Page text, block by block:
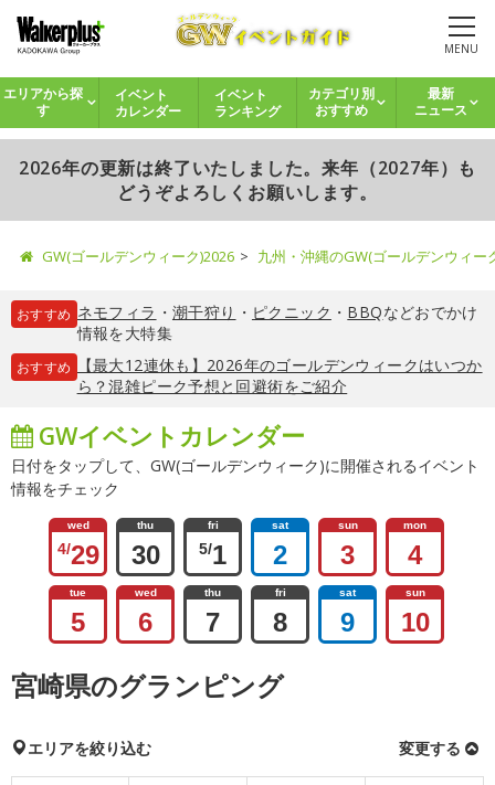
MENU
エリアから探
す
イベント
カレンダー
イベント
ランキング
カテゴリ別
おすすめ
最新
ニュース
2026年の更新は終了いたしました。来年（2027年）も
どうぞよろしくお願いします。
GW(ゴールデンウィーク)2026 九州・沖縄のGW(ゴールデンウィ
おすすめ ネモフィラ ・ 潮干狩り ・ ピクニック ・ BBQなどおでかけ
情報を大特集
おすすめ
【最大12連休も】2026年のゴールデンウィークはいつか
ら？混雑ピーク予想と回避術をご紹介
GWイベントカレンダー
日付をタップして、GW(ゴールデンウィーク)に開催されるイベント
情報をチェック
wed
4/29
thu
30
fri
5/1
sat
2
sun
3
mon
4
tue
5
wed
6
thu
7
fri
8
sat
9
sun
10
宮崎県のグランピング
エリアを絞り込む 変更する